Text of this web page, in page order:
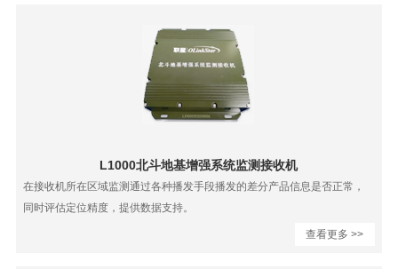
L1000北斗地基增强系统监测接收机
在接收机所在区域监测通过各种播发手段播发的差分产品信息是否正常，
同时评估定位精度，提供数据支持。
查看更多 >>